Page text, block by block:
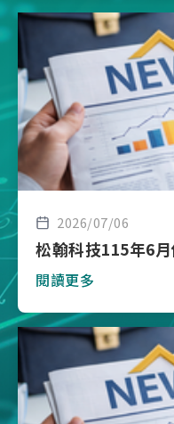
2026/07/06
松翰科技115年6
閱讀更多